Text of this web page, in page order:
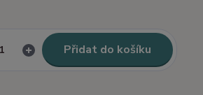
Přidat do košíku